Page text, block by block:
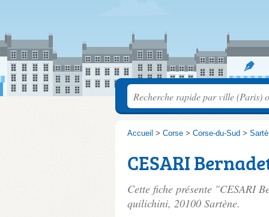
Accueil > Corse > Corse-du-Sud >
CESARI
Cette fiche présente "CESARI
quilichini, 20100 Sartène.